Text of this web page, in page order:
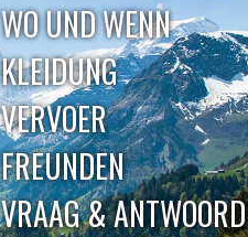
WO UND WENN
KLEIDUNG
VERVOER
FREUNDEN
VRAAG & ANTWOORD